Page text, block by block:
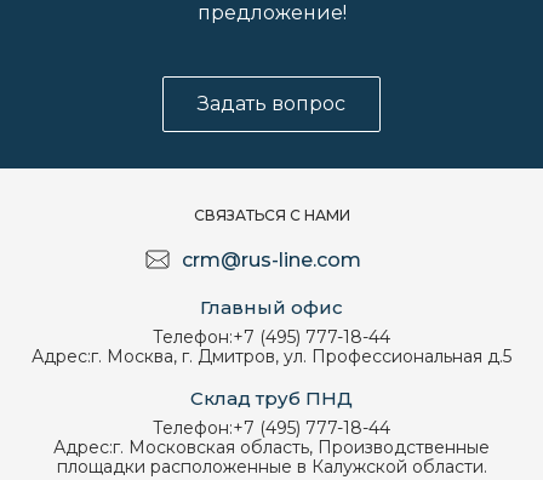
предложение!
Задать вопрос
СВЯЗАТЬСЯ С НАМИ
crm@rus-line.com
Главный офис
Телефон:+7 (495) 777-18-44
Адрес:г. Москва, г. Дмитров, ул. Профессиональная д.5
Склад труб ПНД
Телефон:+7 (495) 777-18-44
Адрес:г. Московская область, Производственные
площадки расположенные в Калужской области.